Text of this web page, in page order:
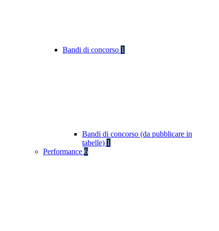
Bandi di concorso 1
Bandi di concorso (da pubblicare in
tabelle) 1
Performance 6